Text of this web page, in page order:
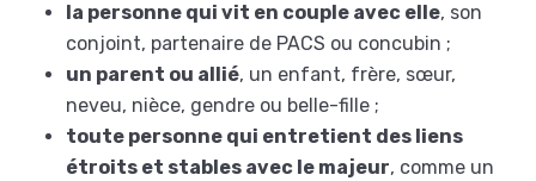
la personne qui vit en couple avec elle, son
conjoint, partenaire de PACS ou concubin ;
un parent ou allié, un enfant, frère, sœur,
neveu, nièce, gendre ou belle-fille ;
toute personne qui entretient des liens
étroits et stables avec le majeur, comme un